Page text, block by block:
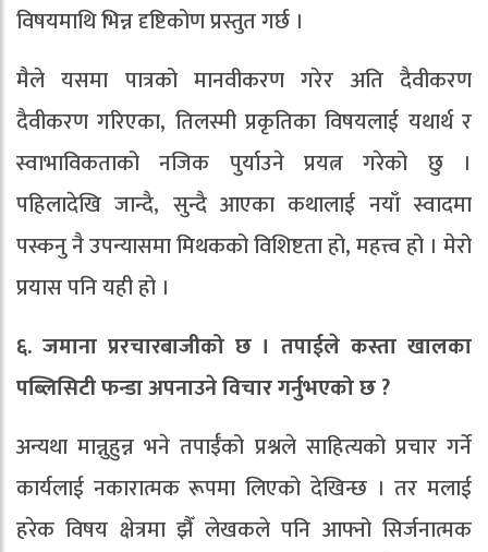
विषयमाथि भिन्न दृष्टिकोण प्रस्तुत गर्छ ।
मैले यसमा पात्रको मानवीकरण गरेर अति दैवीकरण
दैवीकरण गरिएका, तिलस्मी प्रकृतिका विषयलाई यथार्थ र
स्वाभाविकताको नजिक पुर्याउने प्रयत्न गरेको छु ।
पहिलादेखि जान्दै, सुन्दै आएका कथालाई नयाँ स्वादमा
पस्कनु नै उपन्यासमा मिथकको विशिष्टता हो, महत्त्व हो । मेरो
प्रयास पनि यही हो ।
६. जमाना प्ररचारबाजीको छ । तपाईले कस्ता खालका
पब्लिसिटी फन्डा अपनाउने विचार गर्नुभएको छ ?
अन्यथा मान्नुहुन्न भने तपाईँको प्रश्नले साहित्यको प्रचार गर्ने
कार्यलाई नकारात्मक रूपमा लिएको देखिन्छ । तर मलाई
हरेक विषय क्षेत्रमा झैँ लेखकले पनि आफ्नो सिर्जनात्मक